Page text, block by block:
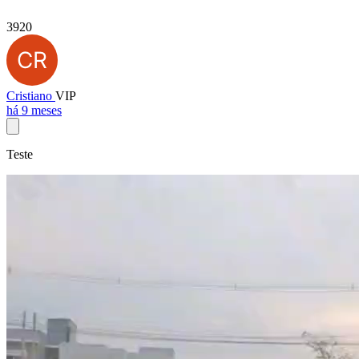
3920
Cristiano VIP
há 9 meses
Teste